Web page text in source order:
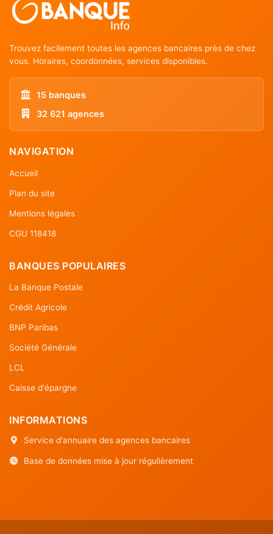
Trouvez facilement toutes les agences bancaires près de chez
vous. Horaires, coordonnées, services disponibles.
15 banques
32 621 agences
NAVIGATION
Accueil
Plan du site
Mentions légales
CGU 118418
BANQUES POPULAIRES
La Banque Postale
Crédit Agricole
BNP Paribas
Société Générale
LCL
Caisse d'épargne
INFORMATIONS
Service d'annuaire des agences bancaires
Base de données mise à jour régulièrement